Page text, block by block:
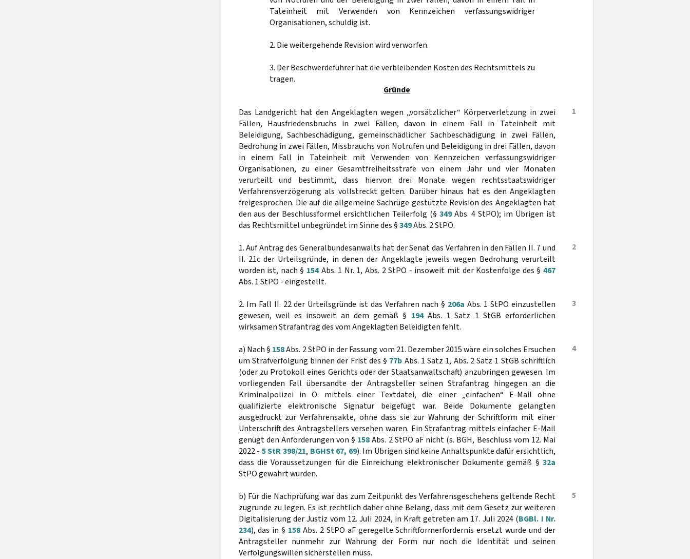
Tateinheit mit Verwenden von Kennzeichen verfassungswidriger
Organisationen, schuldig ist.
2. Die weitergehende Revision wird verworfen.
3. Der Beschwerdeführer hat die verbleibenden Kosten des Rechtsmittels zu
tragen.
Gründe
1
Das Landgericht hat den Angeklagten wegen „vorsätzlicher“ Körperverletzung in zwei
Fällen, Hausfriedensbruchs in zwei Fällen, davon in einem Fall in Tateinheit mit
Beleidigung, Sachbeschädigung, gemeinschädlicher Sachbeschädigung in zwei Fällen,
Bedrohung in zwei Fällen, Missbrauchs von Notrufen und Beleidigung in drei Fällen, davon
in einem Fall in Tateinheit mit Verwenden von Kennzeichen verfassungswidriger
Organisationen, zu einer Gesamtfreiheitsstrafe von einem Jahr und vier Monaten
verurteilt und bestimmt, dass hiervon drei Monate wegen rechtsstaatswidriger
Verfahrensverzögerung als vollstreckt gelten. Darüber hinaus hat es den Angeklagten
freigesprochen. Die auf die allgemeine Sachrüge gestützte Revision des Angeklagten hat
den aus der Beschlussformel ersichtlichen Teilerfolg (§349Abs. 4 StPO); im Übrigen ist
das Rechtsmittel unbegründet im Sinne des §349Abs. 2 StPO.
2
1. Auf Antrag des Generalbundesanwalts hat der Senat das Verfahren in den Fällen II. 7 und
II. 21c der Urteilsgründe, in denen der Angeklagte jeweils wegen Bedrohung verurteilt
worden ist, nach § 154Abs. 1 Nr. 1, Abs. 2 StPO - insoweit mit der Kostenfolge des §467
Abs. 1 StPO - eingestellt.
3
2. Im Fall II. 22 der Urteilsgründe ist das Verfahren nach § 206a Abs. 1 StPO einzustellen
gewesen, weil es insoweit an dem gemäß § 194Abs. 1 Satz 1 StGB erforderlichen
wirksamen Strafantrag des vom Angeklagten Beleidigten fehlt.
4
a) Nach § 158Abs. 2 StPO in der Fassung vom 21. Dezember 2015 wäre ein solches Ersuchen
um Strafverfolgung binnen der Frist des § 77b Abs. 1 Satz 1, Abs. 2 Satz 1 StGB schriftlich
(oder zu Protokoll eines Gerichts oder der Staatsanwaltschaft) anzubringen gewesen. Im
vorliegenden Fall übersandte der Antragsteller seinen Strafantrag hingegen an die
Kriminalpolizei in O. mittels einer Textdatei, die einer „einfachen“ E-Mail ohne
qualifizierte elektronische Signatur beigefügt war. Beide Dokumente gelangten
ausgedruckt zur Verfahrensakte, ohne dass sie zur Wahrung der Schriftform mit einer
Unterschrift des Antragstellers versehen waren. Ein Strafantrag mittels einfacher E-Mail
genügt den Anforderungen von § 158Abs. 2 StPO aF nicht (s. BGH, Beschluss vom 12. Mai
2022 - 5 StR 398/21, BGHSt 67, 69). Im Übrigen sind keine Anhaltspunkte dafür ersichtlich,
dass die Voraussetzungen für die Einreichung elektronischer Dokumente gemäß § 32a
StPO gewahrt wurden.
5
b) Für die Nachprüfung war das zum Zeitpunkt des Verfahrensgeschehens geltende Recht
zugrunde zu legen. Es ist rechtlich daher ohne Belang, dass mit dem Gesetz zur weiteren
Digitalisierung der Justiz vom 12. Juli 2024, in Kraft getreten am 17. Juli 2024 (BGBl. I Nr.
234), das in § 158 Abs. 2 StPO aF geregelte Schriftformerfordernis ersetzt wurde und der
Antragsteller nunmehr zur Wahrung der Form nur noch die Identität und seinen
Verfolgungswillen sicherstellen muss.